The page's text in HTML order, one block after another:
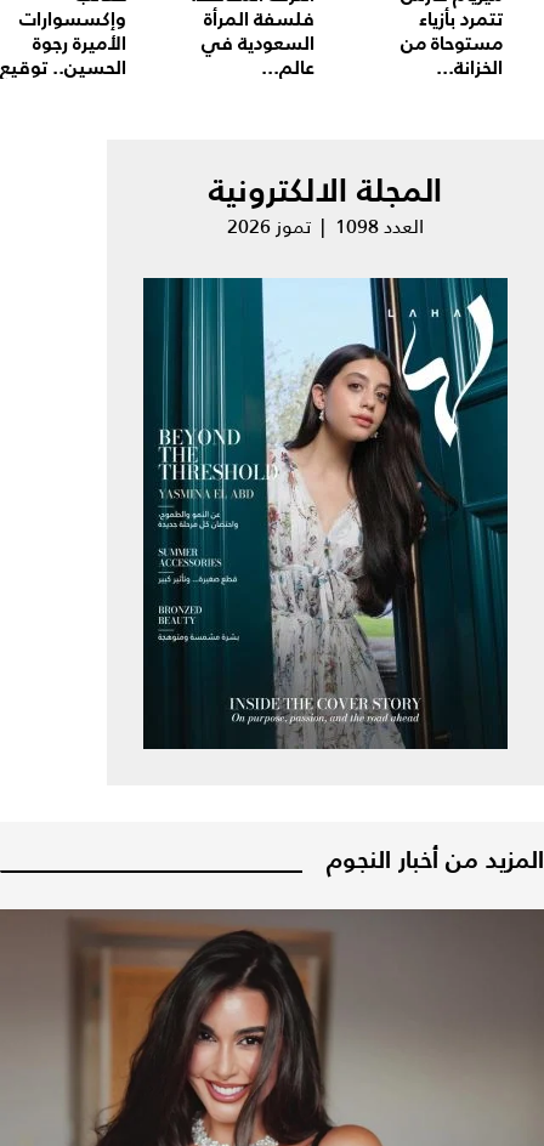
تتمرد بأزياء
مستوحاة من
الخزانة...
فلسفة المرأة
السعودية في
عالم...
وإكسسوارات
الأميرة رجوة
الحسين..
المجلة الالكترونية
العدد 1098 | تموز 2026
المزيد من أخبار النجوم